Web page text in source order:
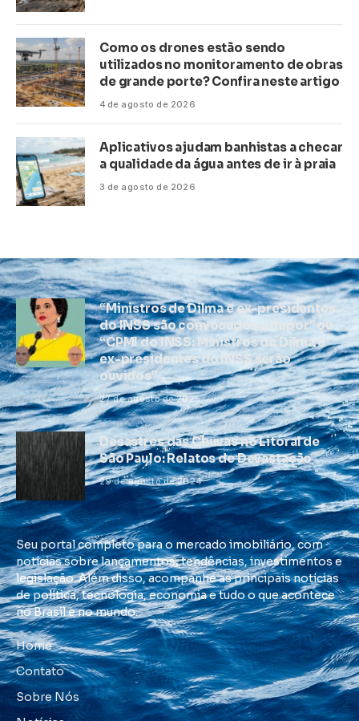
Como os drones estão sendo
utilizados no monitoramento de obras
de grande porte? Confira neste artigo
4 de agosto de 2026
Aplicativos ajudam banhistas a checar
a qualidade da água antes de ir à praia
3 de agosto de 2026
“Ministros de Dilma e ex-presidentes
do INSS são convocados a depor” ou
“CPMI do INSS: Ministros de Dilma e
ex-presidentes do INSS serão
ouvidos”
27 de agosto de 2025
Desastres das Chuvas no Litoral de
São Paulo: Relatos de Devastação
29 de agosto de 2024
Seu portal completo para o mercado imobiliário, com
notícias sobre lançamentos, tendências, investimentos e
legislação. Além disso, acompanhe as principais notícias
de política, tecnologia, economia e tudo o que acontece
no Brasil e no mundo.
Home
Contato
Sobre Nós